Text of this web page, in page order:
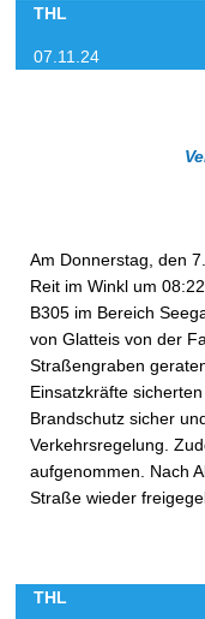
THL
07.11.24
Am Donnerstag, den
Reit im Winkl um
B305 im Bereich
von Glatteis von der
Straßengraben
Einsatzkräfte
Brandschutz sicher
Verkehrsregelung.
aufgenommen. Nach
Straße wieder
THL